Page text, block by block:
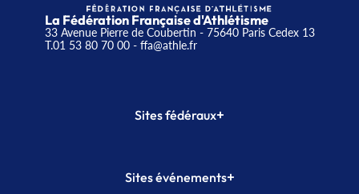
La Fédération Française d'Athlétisme
33 Avenue Pierre de Coubertin - 75640 Paris Cedex 13
T.01 53 80 70 00- ffa@athle.fr
Sites fédéraux+
Plateforme Formation
Sites événements+